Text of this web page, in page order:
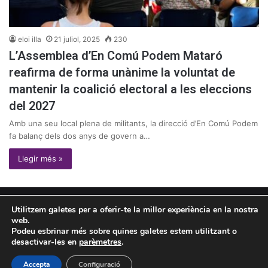
eloi illa 21 juliol, 2025 230
L’Assemblea d’En Comú Podem Mataró
reafirma de forma unànime la voluntat de
mantenir la coalició electoral a les eleccions
del 2027
Amb una seu local plena de militants, la direcció d’En Comú Podem
fa balanç dels dos anys de govern a…
Llegir més »
© Copyright 2026, Tots els drets reservats | omongraph
Política de privacitat
Política de cookies
FacebookTwitter
Utilitzem galetes per a oferir-te la millor experiència en la nostra
web.
Podeu esbrinar més sobre quines galetes estem utilitzant o
desactivar-les en parèmetres.
Accepta Configuració